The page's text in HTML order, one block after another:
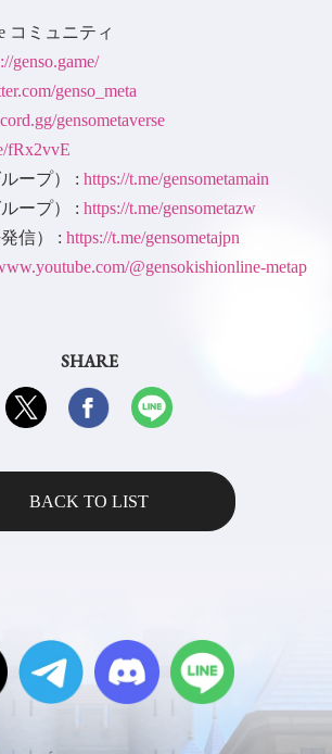
コミュニティ
genso.game/
genso_meta
gensometaverse
fRx2vvE
ープ） : https://t.me/gensometamain
ープ） : https://t.me/gensometazw
信） : https://t.me/gensometajpn
@gensokishionline-metap
SHARE
BACK TO LIST